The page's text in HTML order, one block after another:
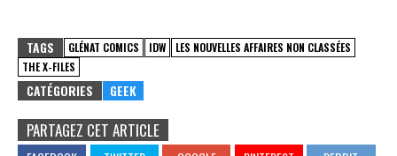
TAGS GLÉNAT COMICS IDW
LES NOUVELLES AFFAIRES NON CLASSÉES
THE X-FILES
CATÉGORIES GEEK
PARTAGEZ CET ARTICLE